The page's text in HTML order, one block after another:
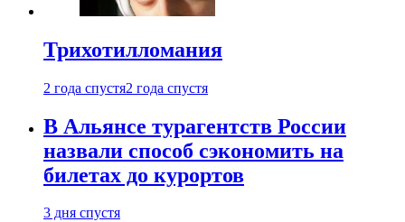
Трихотилломания
2 года спустя2 года спустя
В Альянсе турагентств России
назвали способ сэкономить на
билетах до курортов
3 дня спустя